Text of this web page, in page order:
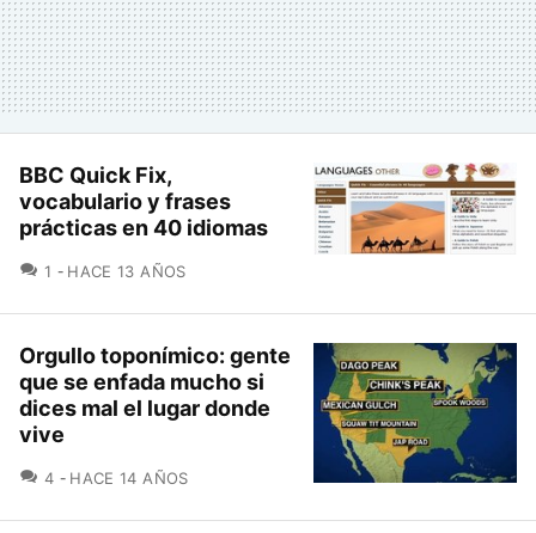
BBC Quick Fix,
vocabulario y frases
prácticas en 40 idiomas
1 COMENTARIOS
HACE 13 AÑOS
Orgullo toponímico: gente
que se enfada mucho si
dices mal el lugar donde
vive
4 COMENTARIOS
HACE 14 AÑOS